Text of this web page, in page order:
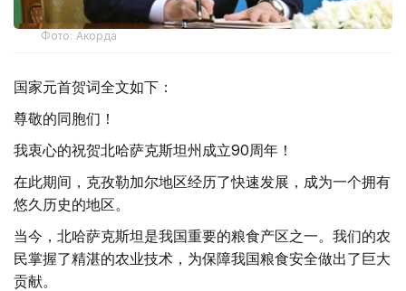
Фото: Акорда
国家元首贺词全文如下：
尊敬的同胞们！
我衷心的祝贺北哈萨克斯坦州成立90周年！
在此期间，克孜勒加尔地区经历了快速发展，成为一个拥有
悠久历史的地区。
当今，北哈萨克斯坦是我国重要的粮食产区之一。我们的农
民掌握了精湛的农业技术，为保障我国粮食安全做出了巨大
贡献。